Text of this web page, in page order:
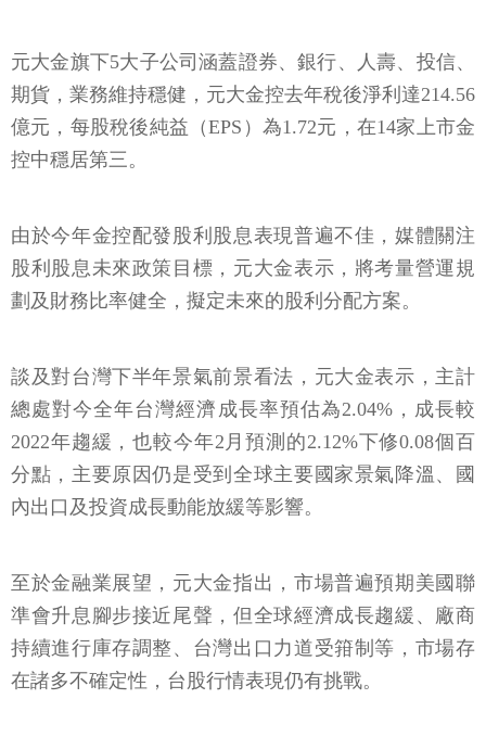
元大金旗下5大子公司涵蓋證券、銀行、人壽、投信、
期貨，業務維持穩健，元大金控去年稅後淨利達214.56
億元，每股稅後純益（EPS）為1.72元，在14家上市金
控中穩居第三。
由於今年金控配發股利股息表現普遍不佳，媒體關注
股利股息未來政策目標，元大金表示，將考量營運規
劃及財務比率健全，擬定未來的股利分配方案。
談及對台灣下半年景氣前景看法，元大金表示，主計
總處對今全年台灣經濟成長率預估為2.04%，成長較
2022年趨緩，也較今年2月預測的2.12%下修0.08個百
分點，主要原因仍是受到全球主要國家景氣降溫、國
內出口及投資成長動能放緩等影響。
至於金融業展望，元大金指出，市場普遍預期美國聯
準會升息腳步接近尾聲，但全球經濟成長趨緩、廠商
持續進行庫存調整、台灣出口力道受箝制等，市場存
在諸多不確定性，台股行情表現仍有挑戰。